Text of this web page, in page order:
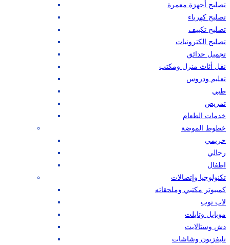
تصليح أجهزة معمرة
تصليح كهرباء
تصليح تكييف
تصليح الكترونيات
تجميل حدائق
نقل أثاث منزل ومكتب
تعليم ودروس
طبي
تمريض
خدمات الطعام
خطوط الموضة
حريمي
رجالي
اطفال
تكنولوجيا وإتصالات
كمبيوتر مكتبي وملحقاته
لاب توب
موبايل وتابلت
دش وستالايت
تليفزيون وشاشات